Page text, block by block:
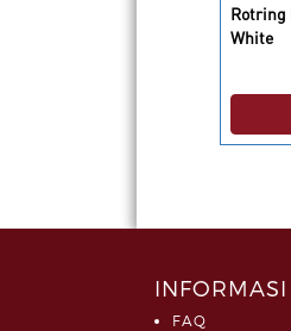
Rotring
White
INFORMASI
FAQ